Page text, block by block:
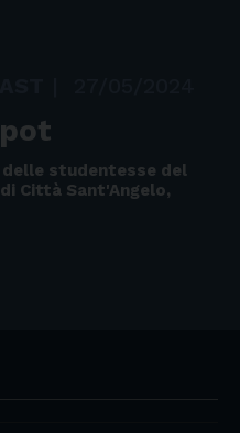
studentesse del
Città Sant'Angelo,